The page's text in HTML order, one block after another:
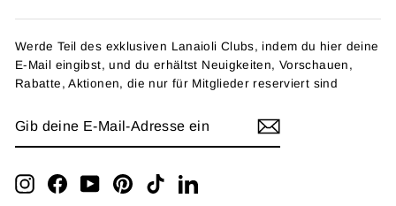
Werde Teil des exklusiven Lanaioli Clubs, indem du hier deine
E-Mail eingibst, und du erhältst Neuigkeiten, Vorschauen,
Rabatte, Aktionen, die nur für Mitglieder reserviert sind
DEINE
ADRESSE
EINInstagramFacebookYouTubePinterestTikTokLinkedIn